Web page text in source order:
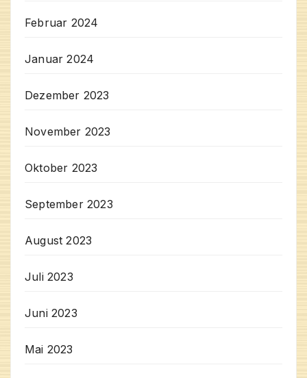
Februar 2024
Januar 2024
Dezember 2023
November 2023
Oktober 2023
September 2023
August 2023
Juli 2023
Juni 2023
Mai 2023